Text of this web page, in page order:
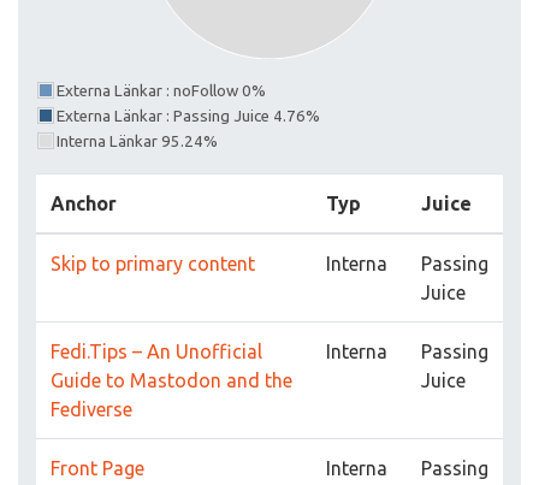
Externa Länkar : noFollow 0%
Externa Länkar : Passing Juice 4.76%
Interna Länkar 95.24%
Anchor Typ Juice
Skip to primary content Interna
Passing
Juice
Fedi.Tips – An Unofficial
Guide to Mastodon and the
Fediverse
Interna
Passing
Juice
Front Page Interna
Passing